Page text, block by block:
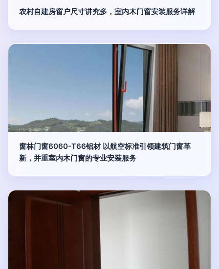
农村自建房窗户尺寸讲究多，室内木门窗安装服务详解
窗林门窗6060-T66铝材 以航空标准引领建筑门窗革
新，并重室内木门窗的专业安装服务